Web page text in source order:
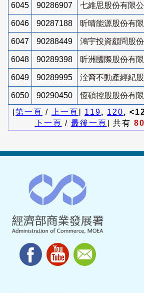
6045 90286907 七維思股份有限公
6046 90287188 昕晴能源股份有
6047 90288449 鴻宇投資顧問股
6048 90289398 昕洲國際股份有
6049 90289995 洤裔不動產經紀
6050 90290450
恆碩控股股份有限
[第一頁 / 上一頁] 119, 120,
下一頁 / 最後一頁] 共有